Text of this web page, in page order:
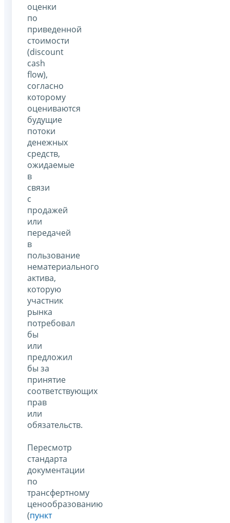
оценки
по
приведенной
стоимости
(discount
cash
flow),
согласно
которому
оцениваются
будущие
потоки
денежных
средств,
ожидаемые
в
связи
с
продажей
или
передачей
в
пользование
нематериального
актива,
которую
участник
рынка
потребовал
бы
или
предложил
бы за
принятие
соответствующих
прав
или
обязательств.
Пересмотр
стандарта
документации
по
трансфертному
ценообразованию
(пункт